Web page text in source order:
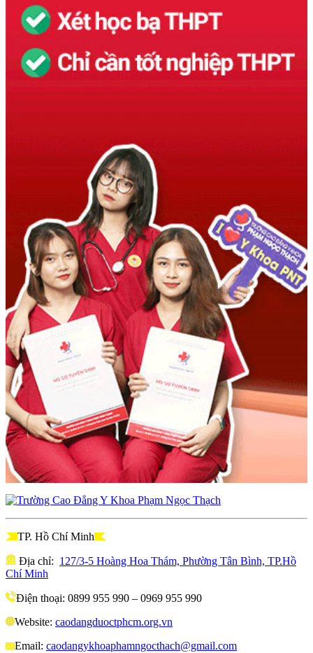
TP. Hồ Chí Minh
Địa chỉ: 127/3-5 Hoàng Hoa Thám, Phường Tân Bình, TP.Hồ
Chí Minh
Điện thoại: 0899 955 990 – 0969 955 990
Website: caodangduoctphcm.org.vn
Email: caodangykhoaphamngocthach@gmail.com